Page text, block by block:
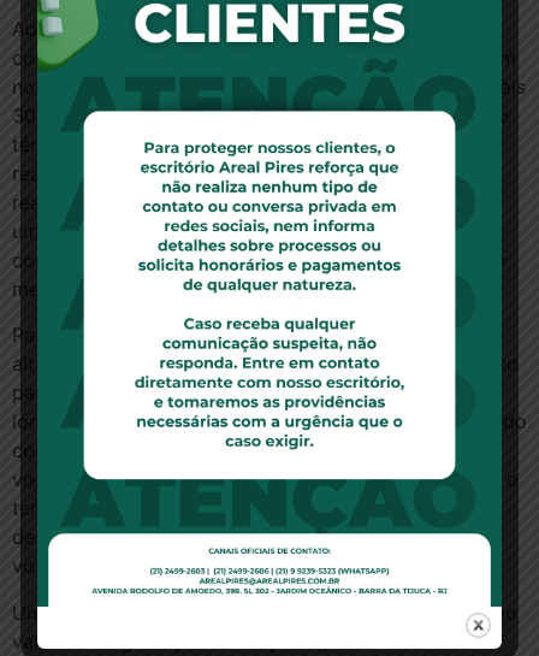
Ao renegociar o valor do aluguel próximo ao fim do
contrato, as partes ficam obrigadas a confeccionar um
novo contrato de locação, normalmente válido por mais
30 meses e com multa para quem rescindi-lo antes do
término do prazo estipulado. Ou seja, se o último
reajuste jogou seu aluguel de 1.400 para quase 1.600
reais, pode ser possível acordar com seu proprietário
um novo aluguel de 1.500 reais. Mas com o novo
contrato, o inquilino volta a ficar “preso” ao imóvel ao
menos pelo prazo de carência.
Para Alex Strotbek, fazer um novo contrato é a
alternativa mais segura tanto para proprietários quanto
para inquilinos que desejem manter sua ligação no
longo prazo. “O ideal é que sempre perto do término do
contrato o locador e o locatário exponham suas
vontades e expectativas em relação ao imóvel, como o
tempo esperado de permanência e o valor do aluguel
desejado. A negociação é mais uma questão de boa
vontade do que de legislação”, diz o consultor.
Uma terceira alternativa, que também mantém o último
valor de aluguel após os reajustes, é o aditamento do